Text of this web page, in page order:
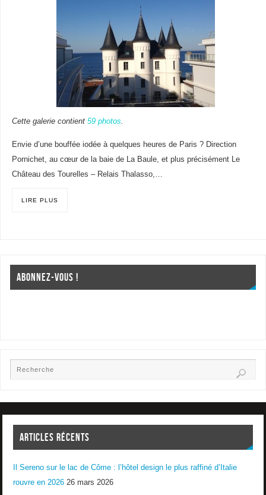
Cette galerie contient 59 photos.
Envie d’une bouffée iodée à quelques heures de Paris ? Direction
Pornichet, au cœur de la baie de La Baule, et plus précisément Le
Château des Tourelles – Relais Thalasso,…
LIRE PLUS
ABONNEZ-VOUS !
ARTICLES RÉCENTS
Il Sereno sur le lac de Côme : l’hôtel design le plus raffiné d’Italie
rouvre en 2026 26 mars 2026